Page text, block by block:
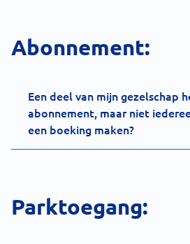
Abonnement:
Een deel van mijn gezelschap
abonnement, maar niet
een boeking maken?
Parktoegang: